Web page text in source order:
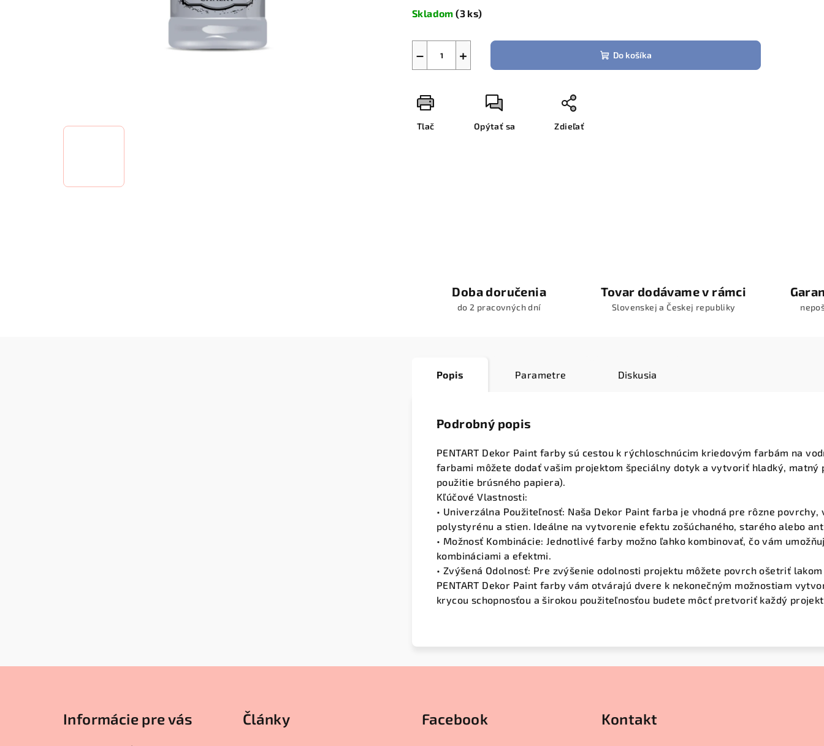
Skladom(3 ks)
+
− Do košíka
Tlač Opýtať sa Zdieľať
Doba doručenia
do 2 pracovných dní
Tovar dodávame v rámci
Slovenskej a Českej republiky
Popis Parametre Diskusia
Podrobný popis
PENTART Dekor Paint farby sú cestou k rýchloschnúcim kriedovým farbám na
farbami môžete dodať vašim projektom špeciálny dotyk a vytvoriť hladký,
použitie brúsného papiera).
Kľúčové Vlastnosti:
• Univerzálna Použiteľnosť: Naša Dekor Paint farba je vhodná pre rôzne
polystyrénu a stien. Ideálne na vytvorenie efektu zošúchaného, starého alebo
• Možnosť Kombinácie: Jednotlivé farby možno ľahko kombinovať, čo vám
kombináciami a efektmi.
• Zvýšená Odolnosť: Pre zvýšenie odolnosti projektu môžete povrch ošetriť
PENTART Dekor Paint farby vám otvárajú dvere k nekonečným možnostiam
krycou schopnosťou a širokou použiteľnosťou budete môcť pretvoriť každý
Informácie pre vás Články Facebook Kontakt